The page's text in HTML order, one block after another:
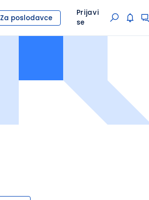
Za poslodavce
Prijavi
se